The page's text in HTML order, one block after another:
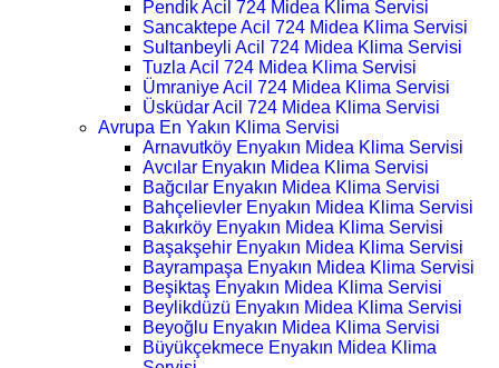
Pendik Acil 724 Midea Klima Servisi
Sancaktepe Acil 724 Midea Klima Servisi
Sultanbeyli Acil 724 Midea Klima Servisi
Tuzla Acil 724 Midea Klima Servisi
Ümraniye Acil 724 Midea Klima Servisi
Üsküdar Acil 724 Midea Klima Servisi
Avrupa En Yakın Klima Servisi
Arnavutköy Enyakın Midea Klima Servisi
Avcılar Enyakın Midea Klima Servisi
Bağcılar Enyakın Midea Klima Servisi
Bahçelievler Enyakın Midea Klima Servisi
Bakırköy Enyakın Midea Klima Servisi
Başakşehir Enyakın Midea Klima Servisi
Bayrampaşa Enyakın Midea Klima Servisi
Beşiktaş Enyakın Midea Klima Servisi
Beylikdüzü Enyakın Midea Klima Servisi
Beyoğlu Enyakın Midea Klima Servisi
Büyükçekmece Enyakın Midea Klima